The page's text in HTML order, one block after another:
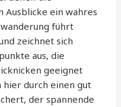
Ausblicke ein wahres
führt
zeichnet sich
aus, die
geeignet
hier durch einen gut
der spannende